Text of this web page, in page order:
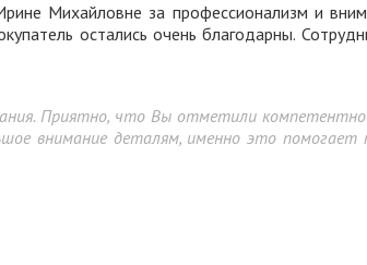
Михайловне за профессионализм и
остались очень благодарны.
Приятно, что Вы отметили
внимание деталям, именно это